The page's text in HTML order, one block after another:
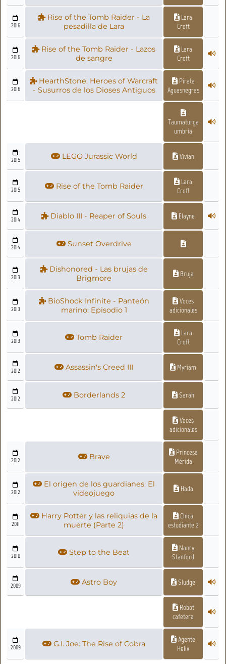
2016
Rise of the Tomb Raider - La
pesadilla de Lara
Lara
Croft
2016
Rise of the Tomb Raider - Lazos
de sangre
Lara
Croft
2016
HearthStone: Heroes of Warcraft
- Susurros de los Dioses Antiguos
Pirata
Aguasnegras
Taumaturga
umbría
2015 LEGO Jurassic World Vivian
2015 Rise of the Tomb Raider
Lara
Croft
2014 Diablo III - Reaper of Souls Elayne
2014 Sunset Overdrive
2013
Dishonored - Las brujas de
Brigmore
Bruja
2013
BioShock Infinite - Panteón
marino: Episodio 1
Voces
adicionales
2013 Tomb Raider
Lara
Croft
2012 Assassin's Creed III Myriam
2012 Borderlands 2 Sarah
Voces
adicionales
2012 Brave
Princesa
Mérida
2012
El origen de los guardianes: El
videojuego
Hada
2011
Harry Potter y las reliquias de la
muerte (Parte 2)
Chica
estudiante 2
2010 Step to the Beat
Nancy
Stanford
2009 Astro Boy Sludge
Robot
cafetera
2009 G.I. Joe: The Rise of Cobra
Agente
Helix